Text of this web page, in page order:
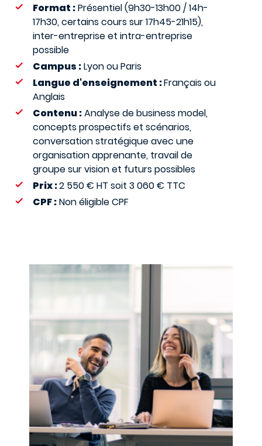
Format :Présentiel (9h30-13h00 / 14h-
17h30, certains cours sur 17h45-21h15),
inter-entreprise et intra-entreprise
possible
Campus :Lyon ou Paris
Langue d'enseignement :Français ou
Anglais
Contenu :Analyse de business model,
concepts prospectifs et scénarios,
conversation stratégique avec une
organisation apprenante, travail de
groupe sur vision et futurs possibles
Prix :2 550 € HT soit 3 060 € TTC
CPF :Non éligible CPF